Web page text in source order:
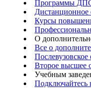
Программы
Дистанционное
Курсы
О
Все о
Послевузовское
Второе высшее
Учебным
Подключайтесь